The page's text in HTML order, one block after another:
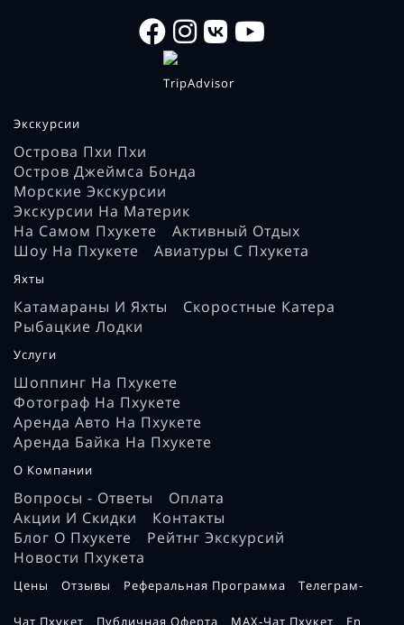
Экскурсии
Острова Пхи Пхи
Остров Джеймса Бонда
Морские Экскурсии
Экскурсии На Материк
На Самом Пхукете
Активный Отдых
Шоу На Пхукете
Авиатуры С Пхукета
Яхты
Катамараны И Яхты
Скоростные Катера
Рыбацкие Лодки
Услуги
Шоппинг На Пхукете
Фотограф На Пхукете
Аренда Авто На Пхукете
Аренда Байка На Пхукете
О Компании
Вопросы - Ответы
Оплата
Акции И Скидки
Контакты
Блог О Пхукете
Рейтнг Экскурсий
Новости Пхукета
Цены Отзывы Реферальная Программа Телеграм-
Чат Пхукет Публичная Оферта MAX-Чат Пхукет En